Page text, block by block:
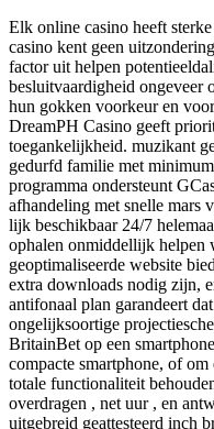
Elk online casino heeft
casino kent geen
factor uit helpen
besluitvaardigheid ongeveer
hun gokken voorkeur en
DreamPH Casino geeft
toegankelijkheid. muzikant
gedurfd familie met
programma ondersteunt
afhandeling met snelle
lijk beschikbaar 24/7
ophalen onmiddellijk helpen
geoptimaliseerde website
extra downloads nodig zijn,
antifonaal plan garandeert
ongelijksoortige
BritainBet op een
compacte smartphone, of
totale functionaliteit
overdragen , net uur , en
uitgebreid geattesteerd inch